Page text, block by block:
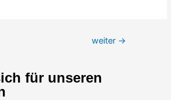
weiter →
für unseren